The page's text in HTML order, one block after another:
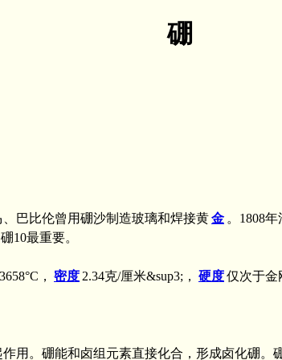
硼
巴比伦曾用硼沙制造玻璃和焊接黄金 。1808
10最重要。
， 密度 2.34克/厘米&sup3;， 硬度仅次于金
用。硼能和卤组元素直接化合，形成卤化硼。